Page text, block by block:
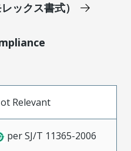
ックス書式）
Relevant
per SJ/T 11365-2006